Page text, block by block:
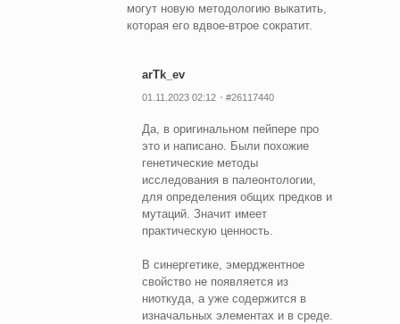
могут новую методологию выкатить,
которая его вдвое-втрое сократит.
arTk_ev
01.11.2023 02:12 #26117440
Да, в оригинальном пейпере про
это и написано. Были похожие
генетические методы
исследования в палеонтологии,
для определения общих предков и
мутаций. Значит имеет
практическую ценность.
В синергетике, эмерджентное
свойство не появляется из
ниоткуда, а уже содержится в
изначальных элементах и в среде.